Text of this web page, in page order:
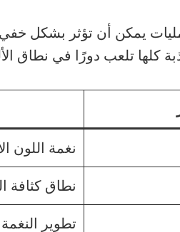
يمكن أن تؤثر بشكل
كلها تلعب دورًا في نطاق
نغمة اللون
نطاق كثافة
تطوير النغمة